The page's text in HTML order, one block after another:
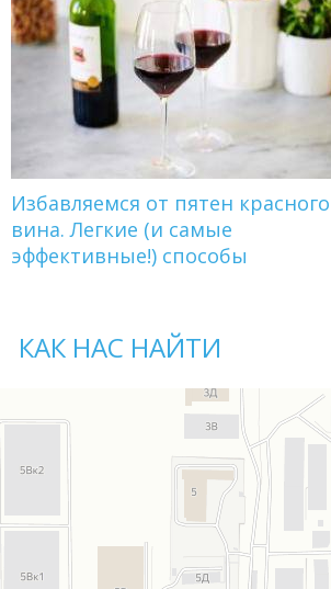
Избавляемся от пятен красного
вина. Легкие (и самые
эффективные!) способы
КАК НАС НАЙТИ